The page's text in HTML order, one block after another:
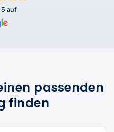
5 auf
passenden
finden